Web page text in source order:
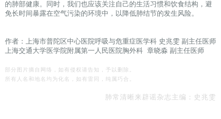
的肺部健康。同时，我们也应该关注自己的生活习惯和饮食结构，避
免长时间暴露在空气污染的环境中，以降低肺结节的发生风险。
作者：上海市普陀区中心医院呼吸与危重症医学科 史兆雯 副主任医师
上海交通大学医学院附属第一人民医院胸外科 章晓淼 副主任医师
部分图片摘自网络，如有侵权请告知，予以删除。
所有人名和地名均为化名，如有雷同，纯属巧合。
肺常清晰来辟谣杂志 主编：史兆雯